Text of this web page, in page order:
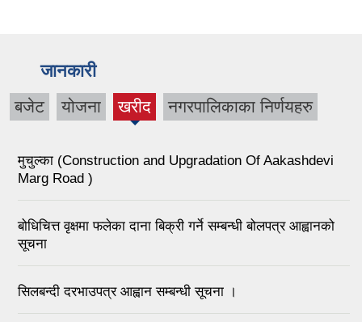
जानकारी
बजेट योजना खरीद
(active
नगरपालिकाका निर्णयहरु
मुचुल्का (Construction and Upgradation Of Aakashdevi
Marg Road )
बोधिचित्त वृक्षमा फलेका दाना बिक्री गर्ने सम्बन्धी बोलपत्र आह्वानको
सूचना
सिलबन्दी दरभाउपत्र आह्वान सम्बन्धी सूचना ।